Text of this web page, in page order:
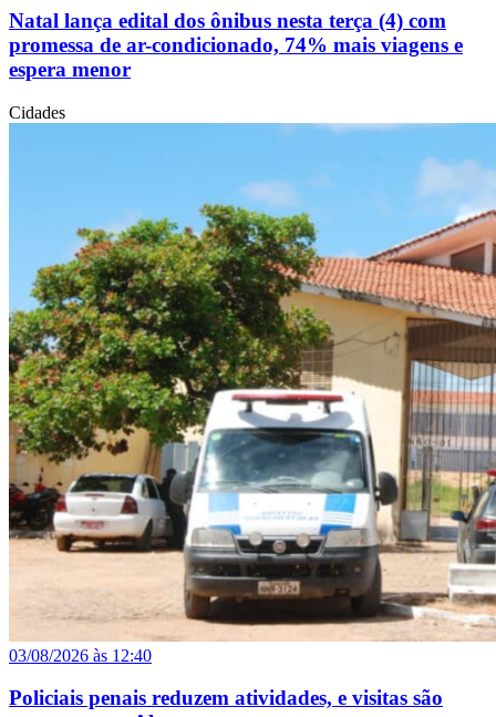
Natal lança edital dos ônibus nesta terça (4) com
promessa de ar-condicionado, 74% mais viagens e
espera menor
Cidades
03/08/2026 às 12:40
Policiais penais reduzem atividades, e visitas são